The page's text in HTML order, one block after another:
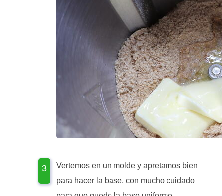
Vertemos en un molde y apretamos bien
para hacer la base, con mucho cuidado